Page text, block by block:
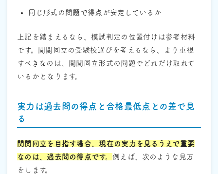
同じ形式の問題で得点が安定しているか
上記を踏まえるなら、模試判定の位置付けは参考材料
です。関関同立の受験校選びを考えるなら、より重視
すべきなのは、関関同立形式の問題でどれだけ取れて
いるかとなります。
実力は過去問の得点と合格最低点との差で見
る
関関同立を目指す場合、現在の実力を見るうえで重要
なのは、過去問の得点です。 例えば、次のような見方
をします。